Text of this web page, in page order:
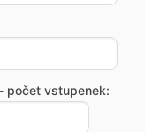
počet vstupenek: